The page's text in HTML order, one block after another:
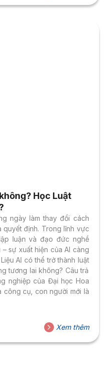
Học Luật
ngày làm thay đổi cách
quyết định. Trong lĩnh vực
luận và đạo đức nghề
sự xuất hiện của AI càng
AI có thể trở thành luật
tương lai không? Câu trả
nghiệp của Đại học Hoa
công cụ, con người mới là
Xem thêm